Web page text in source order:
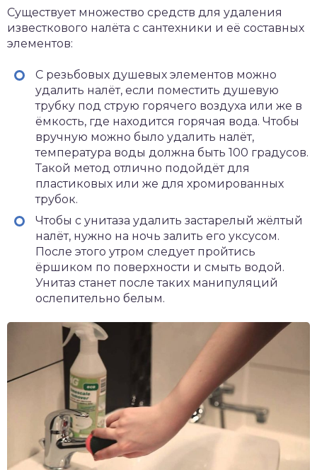
Существует множество средств для удаления
известкового налёта с сантехники и её составных
элементов:
С резьбовых душевых элементов можно
удалить налёт, если поместить душевую
трубку под струю горячего воздуха или же в
ёмкость, где находится горячая вода. Чтобы
вручную можно было удалить налёт,
температура воды должна быть 100 градусов.
Такой метод отлично подойдёт для
пластиковых или же для хромированных
трубок.
Чтобы с унитаза удалить застарелый жёлтый
налёт, нужно на ночь залить его уксусом.
После этого утром следует пройтись
ёршиком по поверхности и смыть водой.
Унитаз станет после таких манипуляций
ослепительно белым.